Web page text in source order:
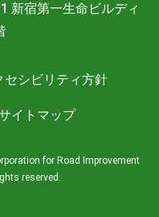
宿第一生命ビルディ
セシビリティ方針
イトマップ
for Road Improvement
reserved.